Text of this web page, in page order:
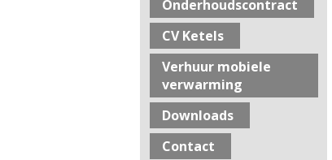
Onderhoudscontract
CV Ketels
Verhuur mobiele
verwarming
Downloads
Contact